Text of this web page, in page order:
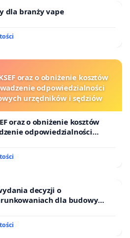
dla branży vape
oraz o obniżenie kosztów
odpowiedzialności
urzędników i sędziów
oraz o obniżenie kosztów
odpowiedzialności
urzędników i sędziów
decyzji o
dla budowy
biometanu „Krynki” w